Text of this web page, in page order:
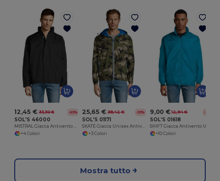
12,45 € 33,30 € -63%
SOL'S 46000
MISTRAL Giacca Antivento Foderata
+4 Colori
25,65 € 38,42 € -33%
SOL'S 01171
SKATE Giacca Unisex Antivento
+3 Colori
9,00 € 12,94 € -30%
SOL'S 01618
+10 Colori
Mostra tutto